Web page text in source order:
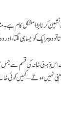
نشین کرنا بڑا مشکل کام
ہر ایک کو ایسا ہی لگتا،
اس ذہنی خانہ کی قسم سے
نہیں ہوتے – کہیں کوئی